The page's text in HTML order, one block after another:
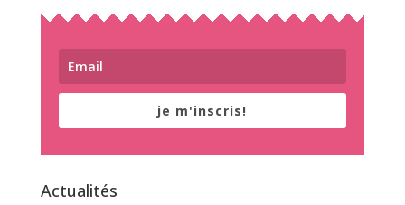
je m'inscris!
Actualités